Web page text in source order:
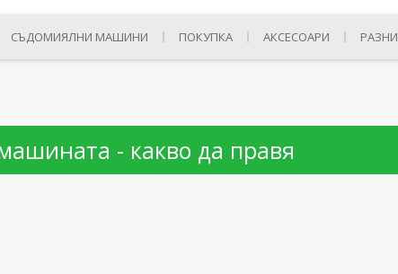
СЪДОМИЯЛНИ МАШИНИ ПОКУПКА АКСЕСОАРИ РАЗНИ
- какво да правя